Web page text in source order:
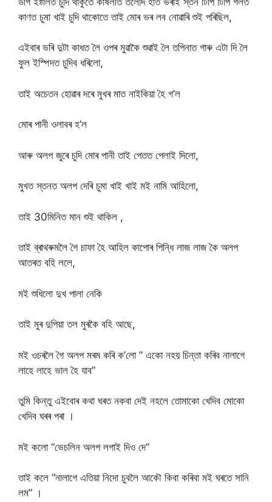
কাণত চুমা খাই চুদি থাকোতে তাই মোৰ ভৰ লব নোৱাৰি শুই পৰিছিল,
এইবাৰ ভৰি দুটা কাধত লৈ ওপৰ মুৱাকৈ শুৱাই লৈ তপিনাত গাৰু এটা দি লৈ
ফুল ইস্পিদত চুদিব ধৰিলো,
তাই অচেতন হোৱাৰ দৰে মুখৰ মাত নাইকিয়া হৈ গ’ল
মোৰ পানী ওলাবৰ হ’ল
আৰু অলপ জুৰে চুদি মোৰ পানী তাই পেতত পেলাই দিলো,
মুখত স্তনত অলপ দেৰি চুমা খাই খাই মই নামি আহিলো,
তাই 30মিনিত মান শুই থাকিল ,
তাই ব্ৰাথৰুমলৈ গৈ চাফা হৈ আহিল কাপোৰ পিন্ধি লাজ লাজ কৈ অলপ
আতৰত বহি ললে,
মই শুধিলো দুখ পালা নেকি
তাই মুৰ দুপিয়া তল মুৰকৈ বহি আছে,
মই ওচৰলৈ গৈ অলপ মৰম কৰি ক’লো ” একো নহয় চিন্তা কৰিব নালাগে
লাহে লাহে ভাল হৈ যাব”
তুমি কিন্তু এইবোৰ কথা ঘৰত নকবা দেই নহলে তোমাকো খেদিব মোকো
খেদিব ঘৰৰ পৰা ।
মই কলো “ভেচলিন অলপ লগাই দিও দে”
তাই কলে “নালাগে এতিয়া নিদো চুবলৈ আকৌ কিবা কৰিবা মই ঘৰতে সানি
লম” ।